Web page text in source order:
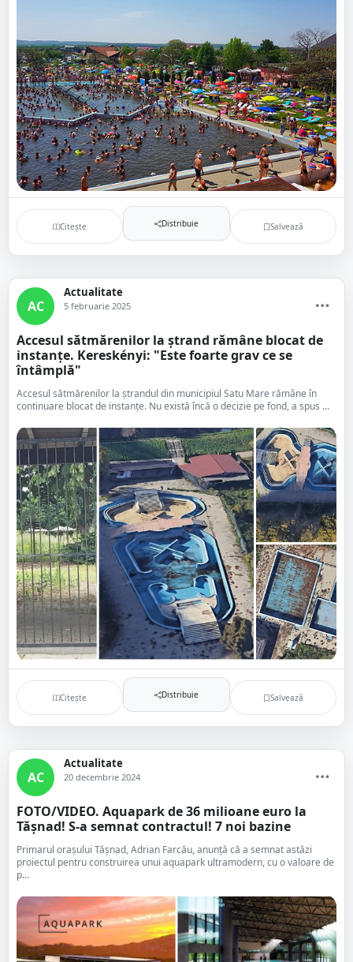
Citește Distribuie Salvează
AC
Actualitate
5 februarie 2025
Accesul sătmărenilor la ștrand rămâne blocat de
instanțe. Kereskényi: "Este foarte grav ce se
întâmplă"
Accesul sătmărenilor la ștrandul din municipiul Satu Mare rămâne în
continuare blocat de instanțe. Nu există încă o decizie pe fond, a spus ...
Citește Distribuie Salvează
AC
Actualitate
20 decembrie 2024
FOTO/VIDEO. Aquapark de 36 milioane euro la
Tășnad! S-a semnat contractul! 7 noi bazine
Primarul orașului Tășnad, Adrian Farcău, anunță că a semnat astăzi
proiectul pentru construirea unui aquapark ultramodern, cu o valoare de
p...